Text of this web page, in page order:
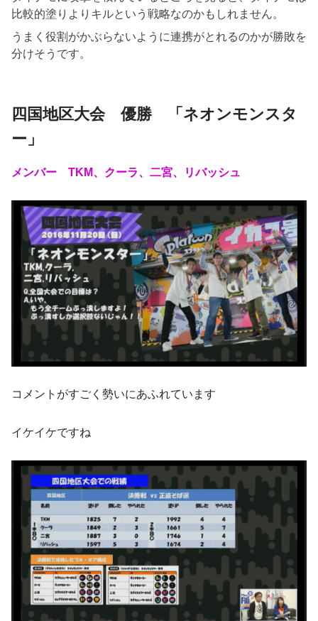
比較的塗りよりキルという戦略なのかもしれません。
うまく役割がかぶらないように連携がとれるのかが勝敗を
分けそうです。
四国地区大会 優勝 「ネオンモンスタ
ー」
メンバー TKM、クーラ、二宮、リバッシュ
コメントがすごく勢いにあふれています
イケイケですね